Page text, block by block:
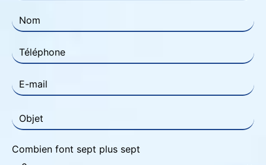
Combien font sept plus sept